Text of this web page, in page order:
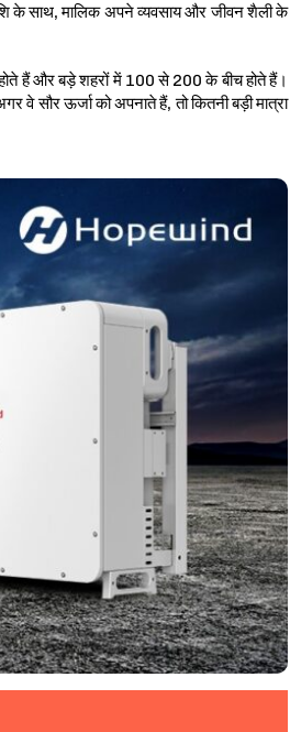
के साथ, मालिक अपने व्यवसाय और जीवन शैली के
हैं और बड़े शहरों में 100 से 200 के बीच होते हैं।
सौर ऊर्जा को अपनाते हैं, तो कितनी बड़ी मात्रा